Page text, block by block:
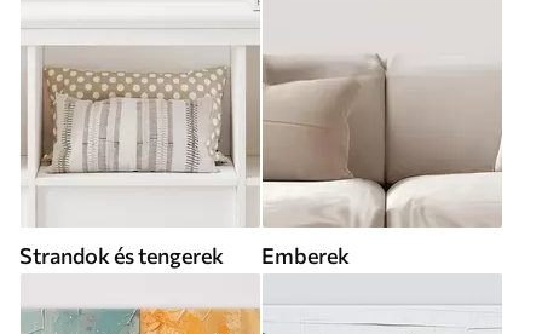
Strandok és tengerek Emberek